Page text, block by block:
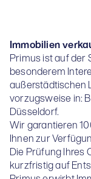
Immobilien
Primus ist auf der
besonderem
außerstädtischen
vorzugsweise in:
Düsseldorf.
Wir garantieren
Ihnen zur
Die Prüfung Ihres
kurzfristig auf